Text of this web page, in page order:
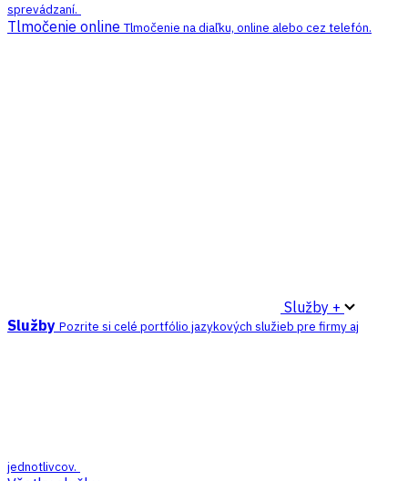
sprevádzaní.
Tlmočenie onlineTlmočenie na diaľku, online alebo cez telefón.
Služby +
Služby Pozrite si celé portfólio jazykových služieb pre firmy aj
jednotlivcov.